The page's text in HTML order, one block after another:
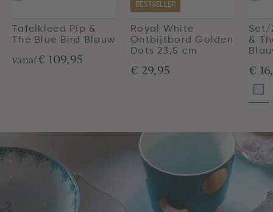
Tafelkleed Pip &
The Blue Bird Blauw
vanaf€ 109,95
BESTSELLER
Royal White
Ontbijtbord Golden
Dots 23,5 cm
€ 29,95
Set/
&
€